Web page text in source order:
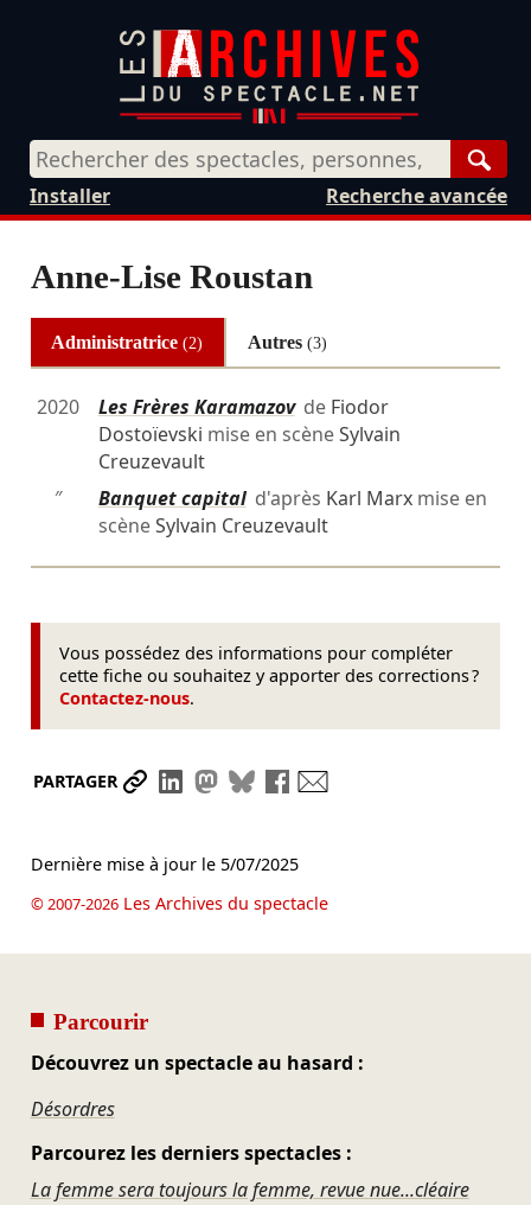
Recherche avancée
Installer
Anne-Lise Roustan
Administratrice(2) Autres (3)
2020 Les Frères Karamazovde Fiodor
Dostoïevski mise en scèneSylvain
Creuzevault
″
Banquet capitald'après Karl Marxmise en
scèneSylvain Creuzevault
Vous possédez des informations pour compléter
cette fiche ou souhaitez y apporter des corrections ?
Contactez-nous.
PARTAGER Partager le lien
Partager sur LinkedIn
Partager sur Mastodon
Partager sur Bluesky
Partager sur Facebook
Dernière mise à jour le 5/07/2025
© 2007-2026Les Archives du spectacle
Parcourir
Découvrez un spectacle au hasard :
Désordres
Parcourez les derniers spectacles :
La femme sera toujours la femme, revue nue...cléaire